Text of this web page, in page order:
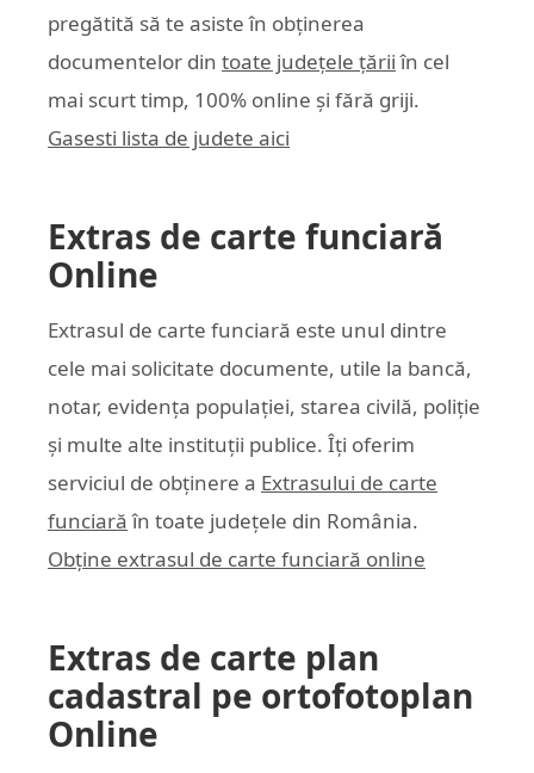
pregătită să te asiste în obținerea
documentelor din toate județele țării în cel
mai scurt timp, 100% online și fără griji.
Gasesti lista de judete aici
Extras de carte funciară
Online
Extrasul de carte funciară este unul dintre
cele mai solicitate documente, utile la bancă,
notar, evidența populației, starea civilă, poliție
și multe alte instituții publice. Îți oferim
serviciul de obținere a Extrasului de carte
funciară în toate județele din România.
Obține extrasul de carte funciară online
Extras de carte plan
cadastral pe ortofotoplan
Online